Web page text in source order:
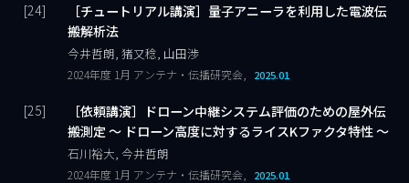
［チュートリアル講演］量子アニーラを利用した電波伝
搬解析法
今井哲朗, 猪又稔, 山田渉
2024年度 1月 アンテナ・伝播研究会, 2025.01
［依頼講演］ドローン中継システム評価のための屋外伝
搬測定 ～ ドローン高度に対するライスKファクタ特性 ～
石川裕大, 今井哲朗
2024年度 1月 アンテナ・伝播研究会, 2025.01